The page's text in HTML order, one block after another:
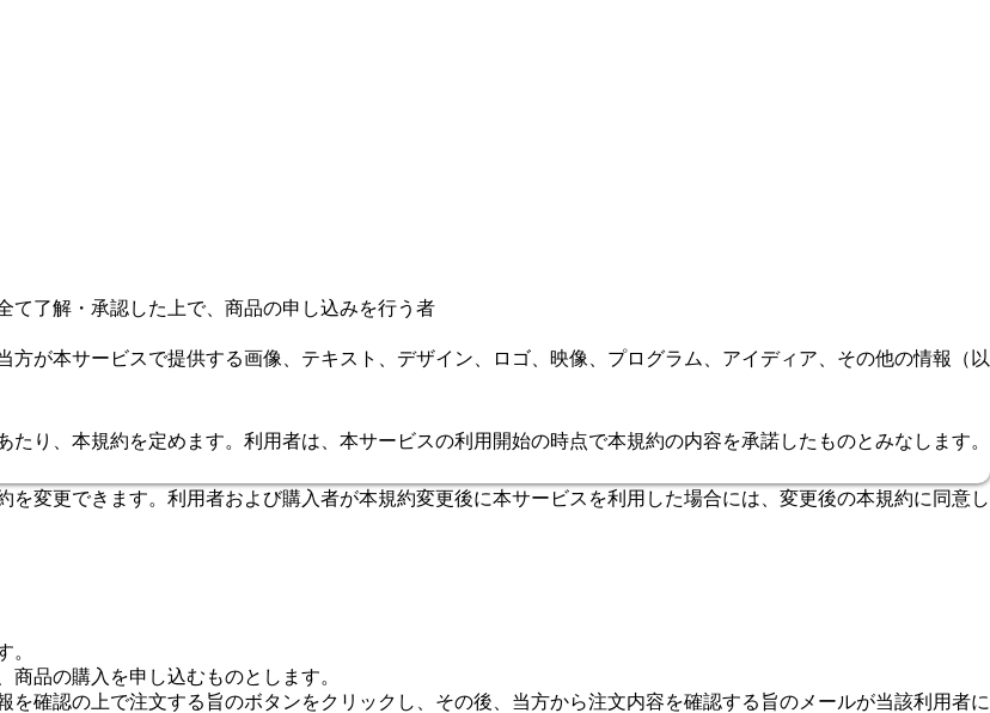
て了解・承認した上で、商品の申し込みを行う者
が本サービスで提供する画像、テキスト、デザイン、ロゴ、映像、プログラム、アイディア、その他の情報（以
り、本規約を定めます。利用者は、本サービスの利用開始の時点で本規約の内容を承諾したものとみなします。
変更できます。利用者および購入者が本規約変更後に本サービスを利用した場合には、変更後の本規約に同意し
。
品の購入を申し込むものとします。
確認の上で注文する旨のボタンをクリックし、その後、当方から注文内容を確認する旨のメールが当該利用者に